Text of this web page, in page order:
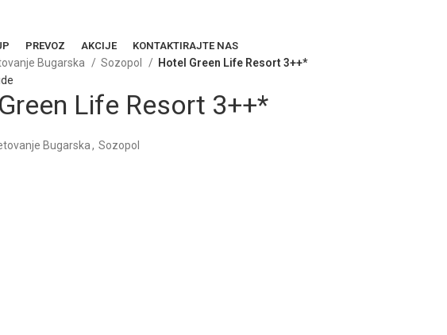
PREVOZ AKCIJE KONTAKTIRAJTE NAS
Bugarska Sozopol
Hotel Green Life Resort 3++*
Life Resort 3++*
Bugarska, Sozopol